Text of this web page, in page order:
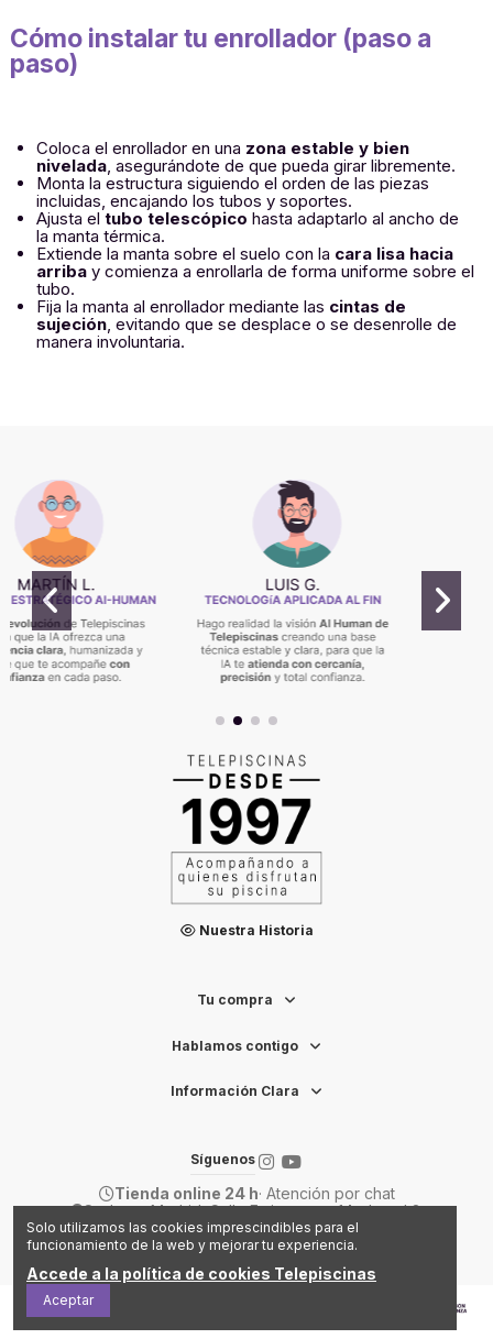
Cómo instalar tu enrollador (paso a
paso)
Coloca el enrollador en una zona estable y bien
nivelada, asegurándote de que pueda girar libremente.
Monta la estructura siguiendo el orden de las piezas
incluidas, encajando los tubos y soportes.
Ajusta el tubo telescópico hasta adaptarlo al ancho de
la manta térmica.
Extiende la manta sobre el suelo con la cara lisa hacia
arriba y comienza a enrollarla de forma uniforme sobre el
tubo.
Fija la manta al enrollador mediante las cintas de
sujeción, evitando que se desplace o se desenrolle de
manera involuntaria.
Nuestra Historia
Tu compra
Hablamos contigo
Información Clara
Síguenos
Tienda online 24 h· Atención por chat
Sede en Madrid: Calle Emigrantes, 14 - Local 8
2026 TELEPISCINAS
Solo utilizamos las cookies imprescindibles para el
funcionamiento de la web y mejorar tu experiencia.
Aceptar
Accede a la política de cookies Telepiscinas